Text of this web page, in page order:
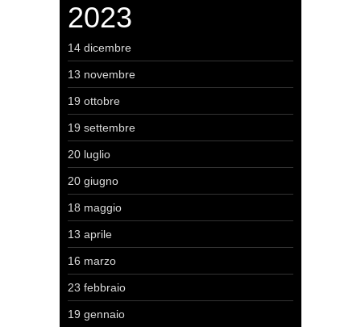
2023
14 dicembre
13 novembre
19 ottobre
19 settembre
20 luglio
20 giugno
18 maggio
13 aprile
16 marzo
23 febbraio
19 gennaio